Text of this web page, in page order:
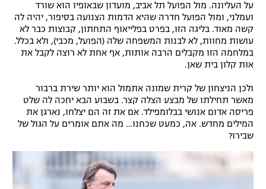
רשיון להקרנה פומבית לבית עסק
הצטרפות לחבילת הערוצים
לוח דרושים – ג'ובנט
תגיות
המגזין
על העליונה. מול הפועל תל אביב, מועדון שבאופיו הוא שורד
ועמלני, ומול הפועל חדרה שהיא הדמות הצנועה בסיפור, יהיה לה
קשה מאוד. בליגה הזו, בפרט בפלייאוף התחתון, קבוצות כבר לא
עושות מחוות, לא לבנות המשפחה שלה (הפועל, מכבי), ולא בכלל.
במלחמה הזו מקבלים הרבה אותות, אף אחת לא רוצה לקבל את
אות קלון בית שאן.
ולכן הניצחון של קרית שמונה אתמול הוא יותר שירת ברבור
מאשר תחילתו של מבצע הצלה קצר. בשבוע הבא יחכה לה שלט
פריסה אדום אנושי בבלומפילד. אם את זה הם יצלחו, נארגן את
המילים מחדש. אה, כמעט שכחנו… מה אתם אומרים על הגול של
שבירו?